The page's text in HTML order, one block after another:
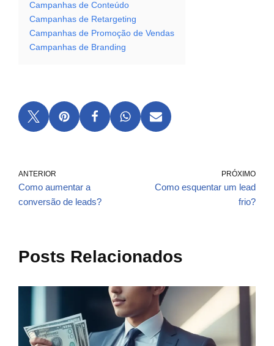
Campanhas de Conteúdo
Campanhas de Retargeting
Campanhas de Promoção de Vendas
Campanhas de Branding
ANTERIOR
Como aumentar a
conversão de leads?
PRÓXIMO
Como esquentar um lead
frio?
Posts Relacionados